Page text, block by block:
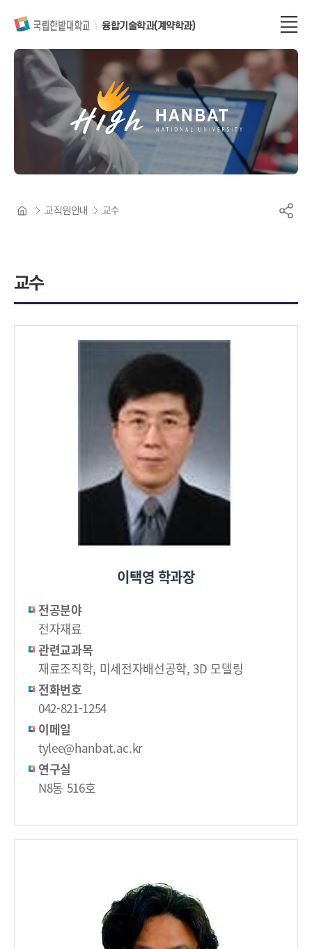
융합기술학과(계약학과)
교수
교직원안내 교수
이택영 학과장
전공분야
전자재료
관련교과목
재료조직학, 미세전자배선공학, 3D 모델링
전화번호
042-821-1254
이메일
tylee@hanbat.ac.kr
연구실
N8동 516호